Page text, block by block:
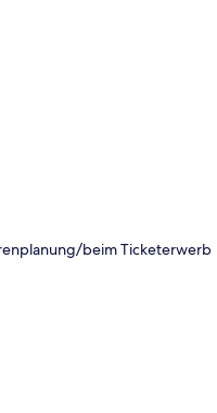
beim Ticketerwerb